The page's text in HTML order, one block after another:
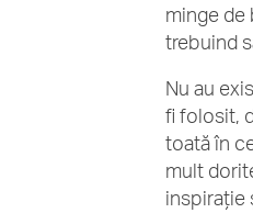
minge de
trebuind
Nu au
fi folosit,
toată în
mult
inspirație